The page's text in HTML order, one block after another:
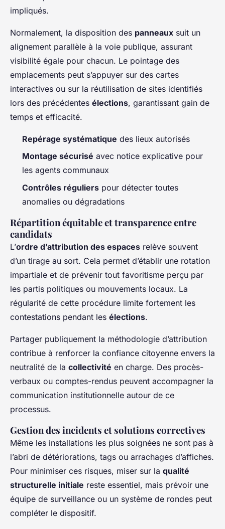
impliqués.
Normalement, la disposition des panneaux suit un
alignement parallèle à la voie publique, assurant
visibilité égale pour chacun. Le pointage des
emplacements peut s’appuyer sur des cartes
interactives ou sur la réutilisation de sites identifiés
lors des précédentes élections, garantissant gain de
temps et efficacité.
Repérage systématique des lieux autorisés
Montage sécurisé avec notice explicative pour
les agents communaux
Contrôles réguliers pour détecter toutes
anomalies ou dégradations
Répartition équitable et transparence entre
candidats
L’ordre d’attribution des espaces relève souvent
d’un tirage au sort. Cela permet d’établir une rotation
impartiale et de prévenir tout favoritisme perçu par
les partis politiques ou mouvements locaux. La
régularité de cette procédure limite fortement les
contestations pendant les élections.
Partager publiquement la méthodologie d’attribution
contribue à renforcer la confiance citoyenne envers la
neutralité de la collectivité en charge. Des procès-
verbaux ou comptes-rendus peuvent accompagner la
communication institutionnelle autour de ce
processus.
Gestion des incidents et solutions correctives
Même les installations les plus soignées ne sont pas à
l’abri de détériorations, tags ou arrachages d’affiches.
Pour minimiser ces risques, miser sur la qualité
structurelle initiale reste essentiel, mais prévoir une
équipe de surveillance ou un système de rondes peut
compléter le dispositif.